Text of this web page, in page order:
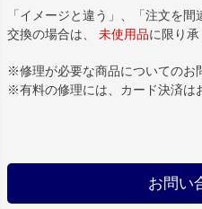
「イメージと違う」、「注文を
交換の場合は、 未使用品に限り承
※修理が必要な商品についてのお
※有料の修理には、カード決済は
お問い